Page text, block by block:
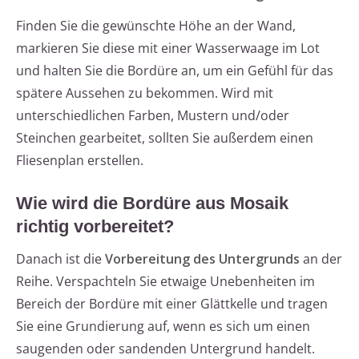
Finden Sie die gewünschte Höhe an der Wand,
markieren Sie diese mit einer Wasserwaage im Lot
und halten Sie die Bordüre an, um ein Gefühl für das
spätere Aussehen zu bekommen. Wird mit
unterschiedlichen Farben, Mustern und/oder
Steinchen gearbeitet, sollten Sie außerdem einen
Fliesenplan erstellen.
Wie wird die Bordüre aus Mosaik
richtig vorbereitet?
Danach ist dieVorbereitung des Untergrunds an der
Reihe. Verspachteln Sie etwaige Unebenheiten im
Bereich der Bordüre mit einer Glättkelle und tragen
Sie eine Grundierung auf, wenn es sich um einen
saugenden oder sandenden Untergrund handelt.